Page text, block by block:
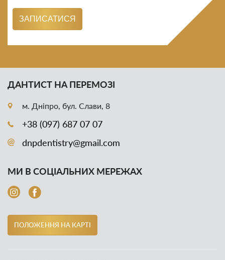
ЗАПИСАТИСЯ
ДАНТИСТ НА ПЕРЕМОЗІ
м. Дніпро, бул. Слави, 8
+38 (097) 687 07 07
dnpdentistry@gmail.com
МИ В СОЦІАЛЬНИХ МЕРЕЖАХ
ПОЛОЖЕННЯ НА КАРТІ